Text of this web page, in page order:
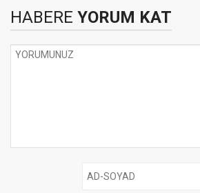
HABERE YORUM KAT